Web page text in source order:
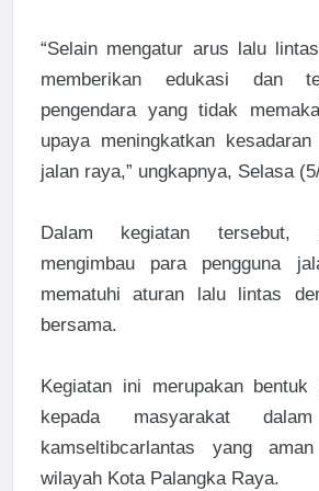
“Selain mengatur arus lalu
memberikan edukasi dan
pengendara yang tidak
upaya meningkatkan
jalan raya,” ungkapnya, Selasa
Dalam kegiatan tersebut,
mengimbau para pengguna
mematuhi aturan lalu lintas
bersama.
Kegiatan ini merupakan bentuk
kepada masyarakat
kamseltibcarlantas yang
wilayah Kota Palangka Raya.